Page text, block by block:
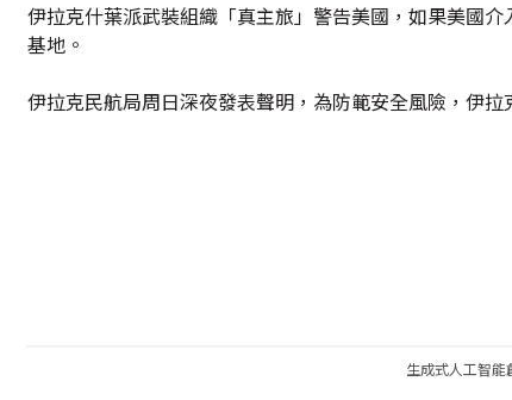
伊拉克什葉派武裝組織「真主旅」警告美國，如果美國
基地。
伊拉克民航局周日深夜發表聲明，為防範安全風險，伊
生成式人工智